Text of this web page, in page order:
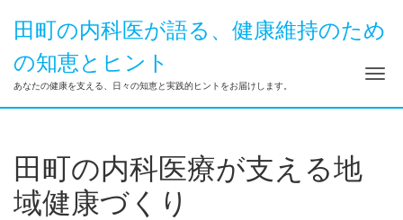
田町の内科医が語る、健康維持のため
の知恵とヒント
あなたの健康を支える、日々の知恵と実践的ヒントをお届けします。 ナ
田町の内科医療が支える地
域健康づくり